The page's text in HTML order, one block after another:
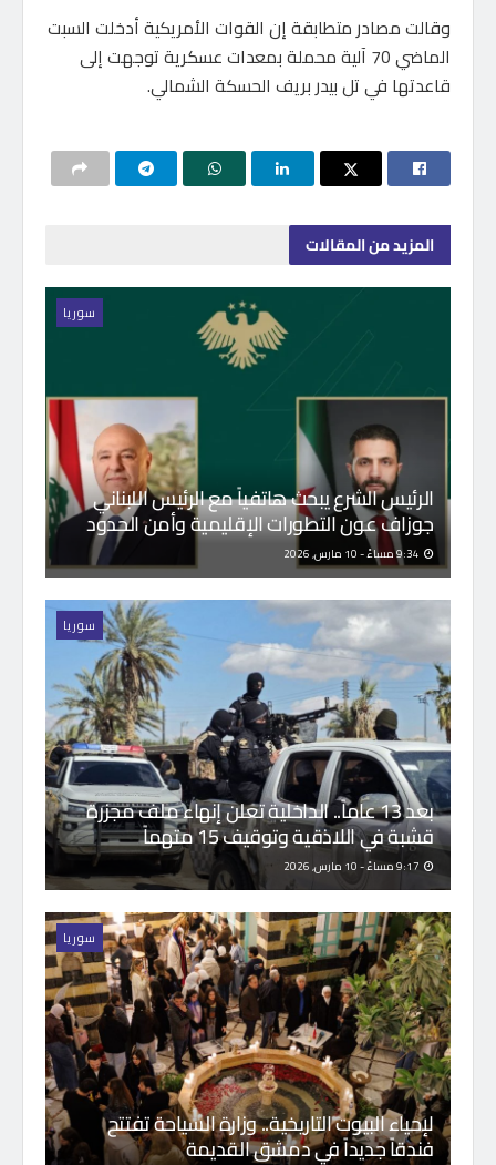
وقالت مصادر متطابقة إن القوات الأمريكية أدخلت السبت
الماضي 70 آلية محملة بمعدات عسكرية توجهت إلى
قاعدتها في تل بيدر بريف الحسكة الشمالي.
المزيدمن المقالات
سوريا
الرئيس الشرع يبحث هاتفياً مع الرئيس اللبناني
جوزاف عون التطورات الإقليمية وأمن الحدود
سوريا
بعد 13 عاماً.. الداخلية تعلن إنهاء ملف مجزرة
قشبة في اللاذقية وتوقيف 15 متهماً
9:17 مساءً - 10 مارس, 2026
سوريا
لإحياء البيوت التاريخية.. وزارة السياحة تفتتح
فندقاً جديداً في دمشق القديمة